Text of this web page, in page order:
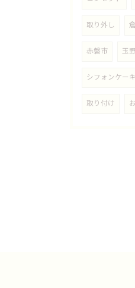
取り外し
赤磐市 玉
シフォンケーキ
取り付け